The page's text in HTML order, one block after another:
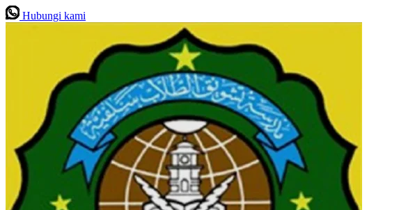
Hubungi kami